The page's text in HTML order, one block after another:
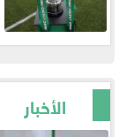
الأخبار